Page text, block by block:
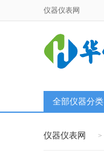
仪器仪表网
全部仪器分类
仪器仪表网 >